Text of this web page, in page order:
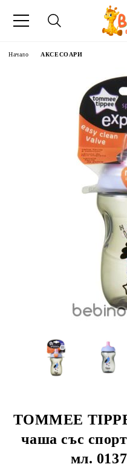
Начало АКСЕСОАРИ
TOMMEE
чаша със
мл.